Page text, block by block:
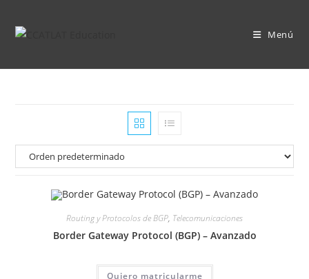
Menú
Routing y Protocolos de BGP, Telecomunicaciones
Border Gateway Protocol (BGP) – Avanzado
Quiero matricularme